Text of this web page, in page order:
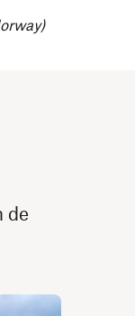
de